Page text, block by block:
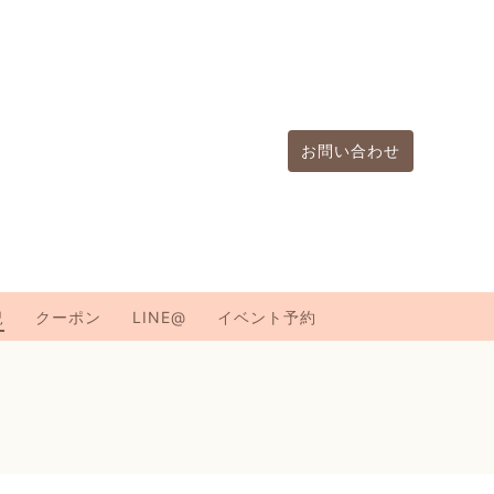
お問い合わせ
クーポン LINE@ イベント予約